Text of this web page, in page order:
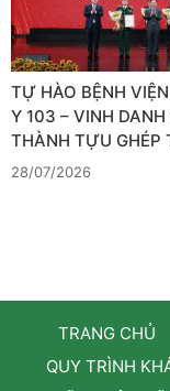
TỰ HÀO BỆNH
Y 103 – VINH
THÀNH TỰU GHÉP
28/07/2026
TRANG CHỦ
QUY TRÌNH